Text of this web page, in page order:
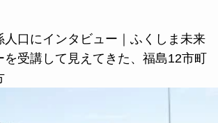
人口にインタビュー｜ふくしま未来
受講して見えてきた、福島12市町